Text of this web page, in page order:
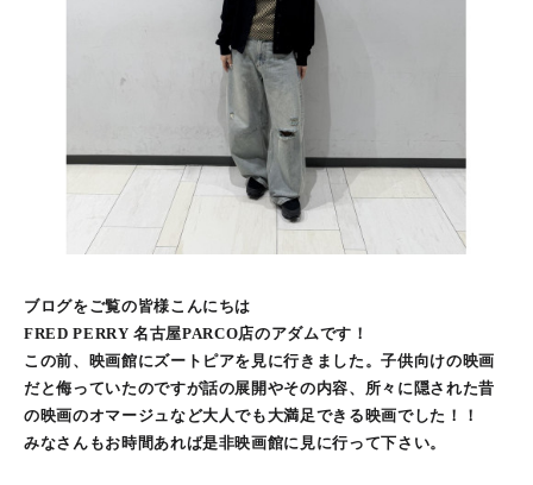
ブログをご覧の皆様こんにちは
FRED PERRY 名古屋PARCO店のアダムです！
この前、映画館にズートピアを見に行きました。子供向けの映画
だと侮っていたのですが話の展開やその内容、所々に隠された昔
の映画のオマージュなど大人でも大満足できる映画でした！！
みなさんもお時間あれば是非映画館に見に行って下さい。